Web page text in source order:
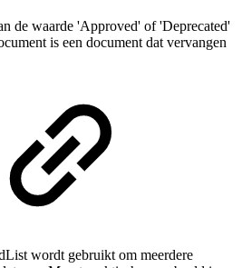
de waarde 'Approved' of 'Deprecated'
is een document dat vervangen
wordt gebruikt om meerdere